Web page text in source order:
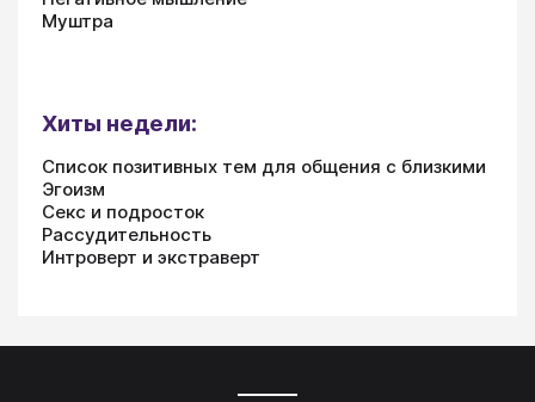
Муштра
Хиты недели:
Список позитивных тем для общения с близкими
Эгоизм
Секс и подросток
Рассудительность
Интроверт и экстраверт